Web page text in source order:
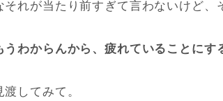
それが当たり前すぎて言わないけど、
うわからんから、疲れていることにす
渡してみて。